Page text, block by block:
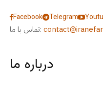
Facebook Telegram
تماس با ما:
درباره ما